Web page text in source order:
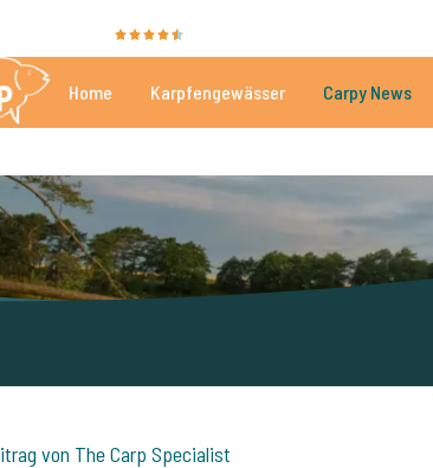
Home Karpfengewässer Carpy News
von The Carp Specialist